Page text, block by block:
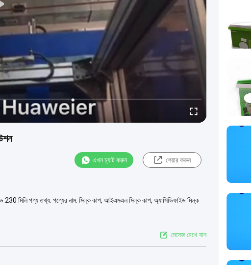
এখন চ্যাট করুন শেয়ার করুন
230 মিলি পণ্য তথ্য: পণ্যের নাম: মিল্ক কাপ, আইএমএল মিল্ক কাপ, অ্যাসিডিফাইড মিল্ক
মেসেজ রেখে যান